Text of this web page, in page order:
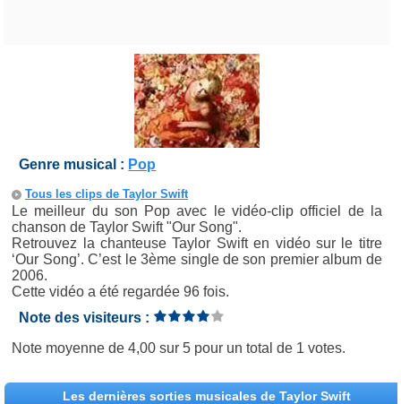
Genre musical : Pop
Tous les clips de Taylor Swift
Le meilleur du son Pop avec le vidéo-clip officiel de la
chanson de Taylor Swift "Our Song".
Retrouvez la chanteuse Taylor Swift en vidéo sur le titre
‘Our Song’. C’est le 3ème single de son premier album de
2006.
Cette vidéo a été regardée 96 fois.
Note des visiteurs :
Note moyenne de4,00 sur5 pour un total de 1 votes.
Les dernières sorties musicales de Taylor Swift